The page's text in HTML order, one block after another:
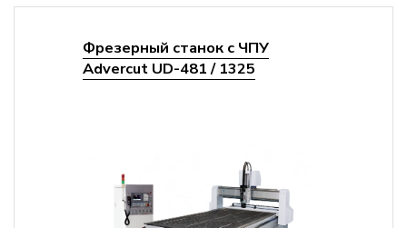
Фрезерный станок с ЧПУ
Advercut UD-481 / 1325